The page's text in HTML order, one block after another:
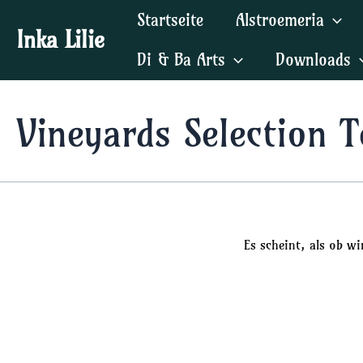
Inhalt
springen
Inka Lilie
Startseite
Alstroemeria
Di & Ba Arts
Downloads
Vineyards Selection
Es scheint, als ob